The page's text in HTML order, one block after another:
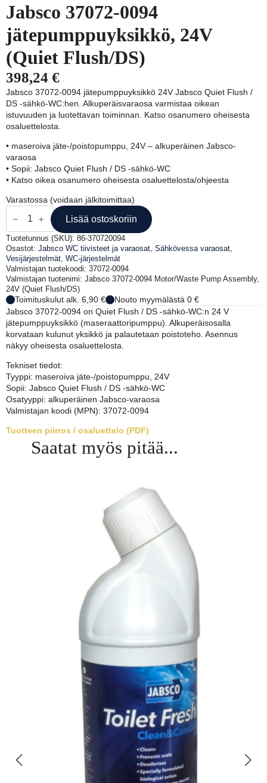
Jabsco 37072-0094
jätepumppuyksikkö, 24V
(Quiet Flush/DS)
398,24 €
Jabsco 37072-0094 jätepumppuyksikkö 24V Jabsco Quiet Flush /
DS -sähkö-WC:hen. Alkuperäisvaraosa varmistaa oikean
istuvuuden ja luotettavan toiminnan. Katso osanumero oheisesta
osaluettelosta.
• maseroiva jäte-/poistopumppu, 24V – alkuperäinen Jabsco-
varaosa
• Sopii: Jabsco Quiet Flush / DS -sähkö-WC
• Katso oikea osanumero oheisesta osaluettelosta/ohjeesta
Varastossa (voidaan jälkitoimittaa)
Jabsco
37072-
0094
jätepumppuyksikkö,
24V
(Quiet
Flush/DS)
määrä
Lisää ostoskoriin
Tuotetunnus (SKU): 86-370720094
Osastot: Jabsco WC tiivisteet ja varaosat Sähkövessa varaosat
Vesijärjestelmät WC-järjestelmät
Valmistajan tuotekoodi: 37072-0094
Valmistajan tuotenimi: Jabsco 37072-0094 Motor/Waste Pump Assembly,
24V (Quiet Flush/DS)
Toimituskulut alk. 6,90 €
Nouto myymälästä 0 €
Jabsco 37072-0094 on Quiet Flush / DS -sähkö-WC:n 24 V
jätepumppuyksikkö (maseraattoripumppu). Alkuperäisosalla
korvataan kulunut yksikkö ja palautetaan poistoteho. Asennus
näkyy oheisesta osaluettelosta.
Tekniset tiedot:
Tyyppi: maseroiva jäte-/poistopumppu, 24V
Sopii: Jabsco Quiet Flush / DS -sähkö-WC
Osatyyppi: alkuperäinen Jabsco-varaosa
Valmistajan koodi (MPN): 37072-0094
Tuotteen piirros / osaluettelo (PDF)
Saatat myös pitää...